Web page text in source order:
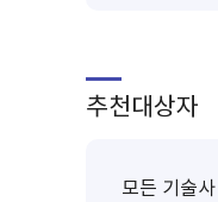
추천대상자
모든 기술사